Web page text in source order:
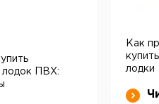
лодок ПВХ:
Как
лодки